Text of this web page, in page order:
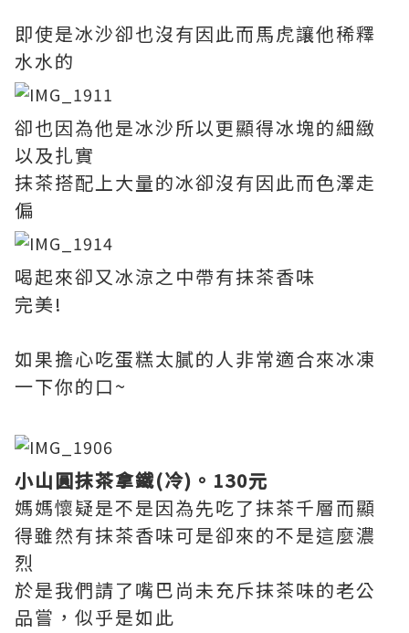
即使是冰沙卻也沒有因此而馬虎讓他稀釋
水水的
卻也因為他是冰沙所以更顯得冰塊的細緻
以及扎實
抹茶搭配上大量的冰卻沒有因此而色澤走
偏
喝起來卻又冰涼之中帶有抹茶香味
完美!
如果擔心吃蛋糕太膩的人非常適合來冰凍
一下你的口~
小山圓抹茶拿鐵(冷)。130元
媽媽懷疑是不是因為先吃了抹茶千層而顯
得雖然有抹茶香味可是卻來的不是這麼濃
烈
於是我們請了嘴巴尚未充斥抹茶味的老公
品嘗，似乎是如此